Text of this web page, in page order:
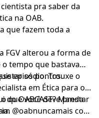
pra saber da
na OAB.
que fazem toda a
FGV alterou a forma de
tempo que bastava
os pontos.
episódio. Trouxe o
em Ética para o
que você deve prestar
OABCAST? Manda
@oabnuncamais com